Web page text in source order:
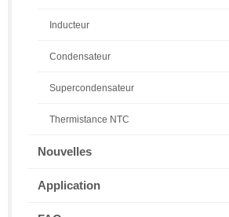
Inducteur
Condensateur
Supercondensateur
Thermistance NTC
Nouvelles
Application